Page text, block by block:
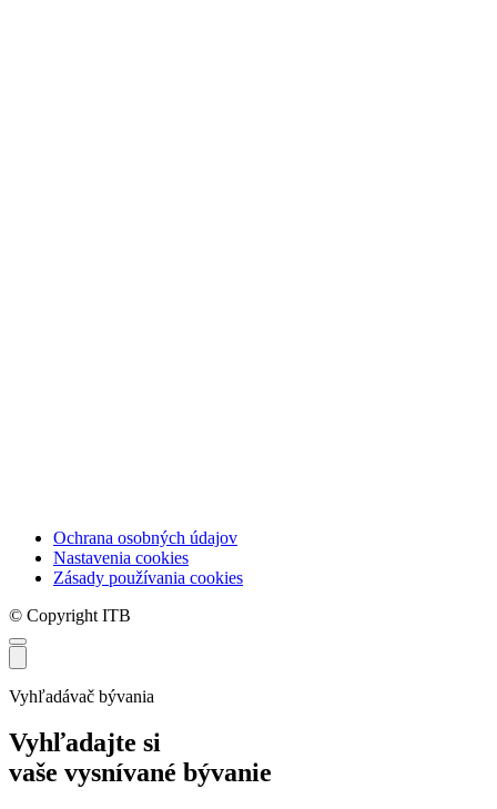
Ochrana osobných údajov
Nastavenia cookies
Zásady používania cookies
© Copyright ITB
Vyhľadávač bývania
Vyhľadajte si
vaše vysnívané bývanie